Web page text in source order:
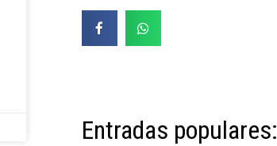
Entradas populares: